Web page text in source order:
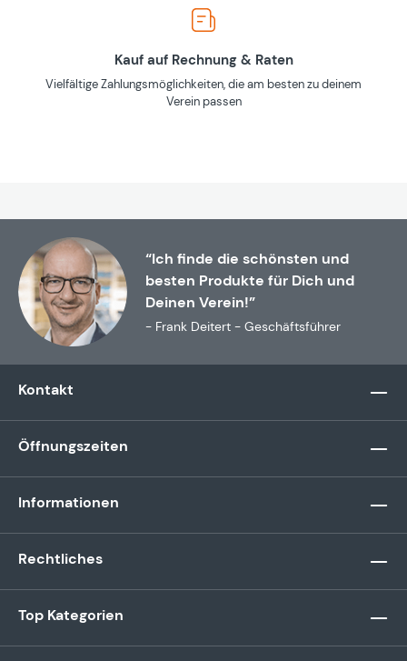
Kauf auf Rechnung & Raten
Vielfältige Zahlungsmöglichkeiten, die am besten zu deinem
Verein passen
“Ich finde die schönsten und
besten Produkte für Dich und
Deinen Verein!”
- Frank Deitert - Geschäftsführer
Kontakt
Öffnungszeiten
Informationen
Rechtliches
Top Kategorien